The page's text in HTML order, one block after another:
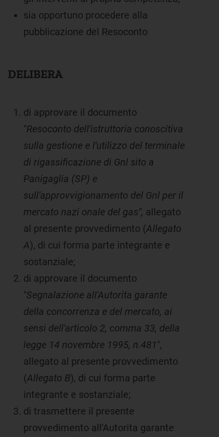
sia opportuno procedere alla
pubblicazione del Resoconto
DELIBERA
di approvare il documento
"Resoconto dell'istruttoria conoscitiva
sulla gestione e l'utilizzo del terminale
di rigassificazione di Gnl sito a
Panigaglia (SP) e
sull'approvvigionamento del Gnl per il
mercato nazi onale del gas", allegato
al presente provvedimento (Allegato
A), di cui forma parte integrante e
sostanziale;
di approvare il documento
"Segnalazione all'Autorita garante
della concorrenza e del mercato, ai
sensi dell'articolo 2, comma 33, della
legge 14 novembre 1995, n.481",
allegato al presente provvedimento
(Allegato B), di cui forma parte
integrante e sostanziale;
di trasmettere il presente
provvedimento all'Autorita garante